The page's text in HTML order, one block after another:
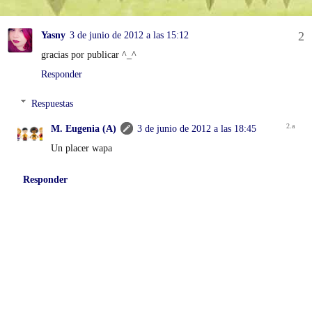
Yasny 3 de junio de 2012 a las 15:12
gracias por publicar ^_^
Responder
Respuestas
M. Eugenia (A)
3 de junio de 2012 a las 18:45
Un placer wapa
Responder